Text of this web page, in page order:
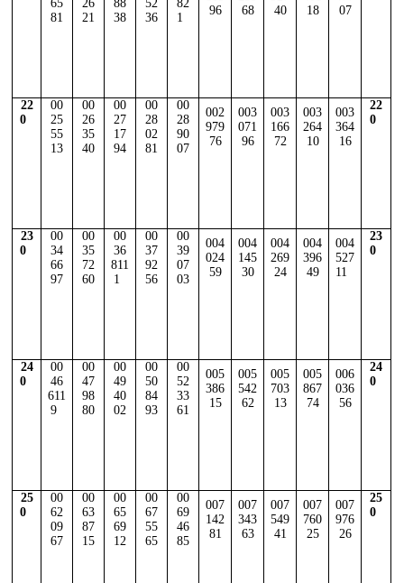
65
81
26
21
88
38
52
36
82
1
96
68
40
18
07
22
0
00
25
55
13
00
26
35
40
00
27
17
94
00
28
02
81
00
28
90
07
002
979
76
003
071
96
003
166
72
003
264
10
003
364
16
22
0
23
0
00
34
66
97
00
35
72
60
00
36
811
1
00
37
92
56
00
39
07
03
004
024
59
004
145
30
004
269
24
004
396
49
004
527
11
23
0
24
0
00
46
611
9
00
47
98
80
00
49
40
02
00
50
84
93
00
52
33
61
005
386
15
005
542
62
005
703
13
005
867
74
006
036
56
24
0
25
0
00
62
09
67
00
63
87
15
00
65
69
12
00
67
55
65
00
69
46
85
007
142
81
007
343
63
007
549
41
007
760
25
007
976
26
25
0